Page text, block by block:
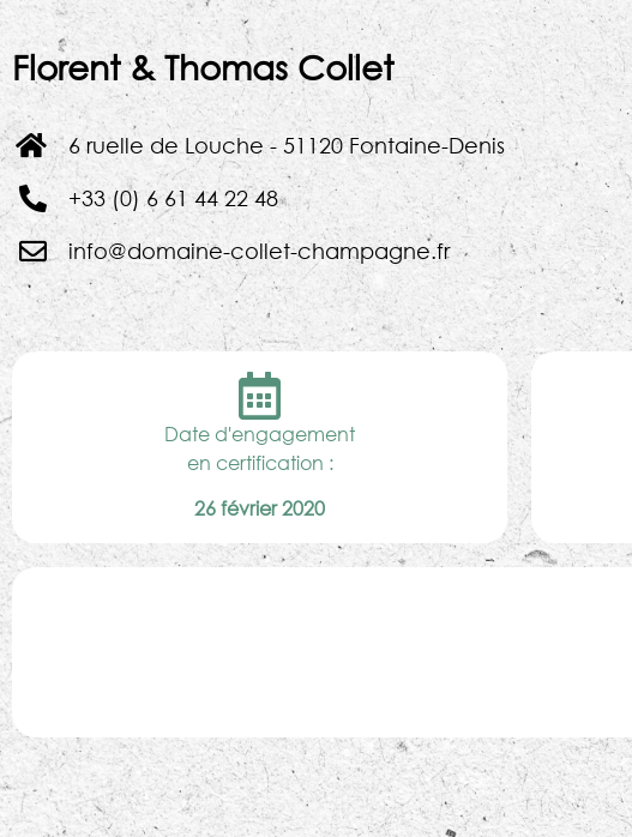
Florent & Thomas Collet
6 ruelle de Louche - 51120 Fontaine-Denis
+33 (0) 6 61 44 22 48
info@domaine-collet-champagne.fr
Date d'engagement
en certification :
26 février 2020